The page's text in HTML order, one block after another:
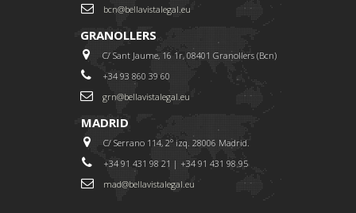
bcn@bellavistalegal.eu
GRANOLLERS
C/ Sant Jaume, 16 1r, 08401 Granollers (Bcn)
+34 93 860 39 60
grn@bellavistalegal.eu
MADRID
C/ Serrano 114, 2º izq. 28006 Madrid.
+34 91 431 98 21 | +34 91 431 98 95
mad@bellavistalegal.eu